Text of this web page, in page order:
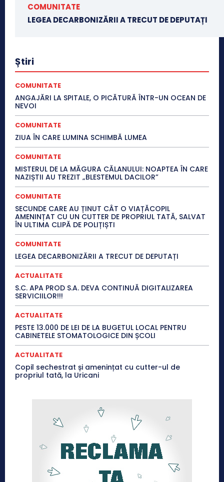
COMUNITATE
LEGEA DECARBONIZĂRII A TRECUT DE DEPUTAȚI
Știri
COMUNITATE
ANGAJĂRI LA SPITALE, O PICĂTURĂ ÎNTR-UN OCEAN DE
NEVOI
COMUNITATE
ZIUA ÎN CARE LUMINA SCHIMBĂ LUMEA
COMUNITATE
MISTERUL DE LA MĂGURA CĂLANULUI: NOAPTEA ÎN CARE
NAZIȘTII AU TREZIT „BLESTEMUL DACILOR”
COMUNITATE
SECUNDE CARE AU ȚINUT CÂT O VIAȚĂCOPIL
AMENINȚAT CU UN CUTTER DE PROPRIUL TATĂ, SALVAT
ÎN ULTIMA CLIPĂ DE POLIȚIȘTI
COMUNITATE
LEGEA DECARBONIZĂRII A TRECUT DE DEPUTAȚI
ACTUALITATE
S.C. APA PROD S.A. DEVA CONTINUĂ DIGITALIZAREA
SERVICIILOR!!!
ACTUALITATE
PESTE 13.000 DE LEI DE LA BUGETUL LOCAL PENTRU
CABINETELE STOMATOLOGICE DIN ȘCOLI
ACTUALITATE
Copil sechestrat și amenințat cu cutter-ul de
propriul tată, la Uricani